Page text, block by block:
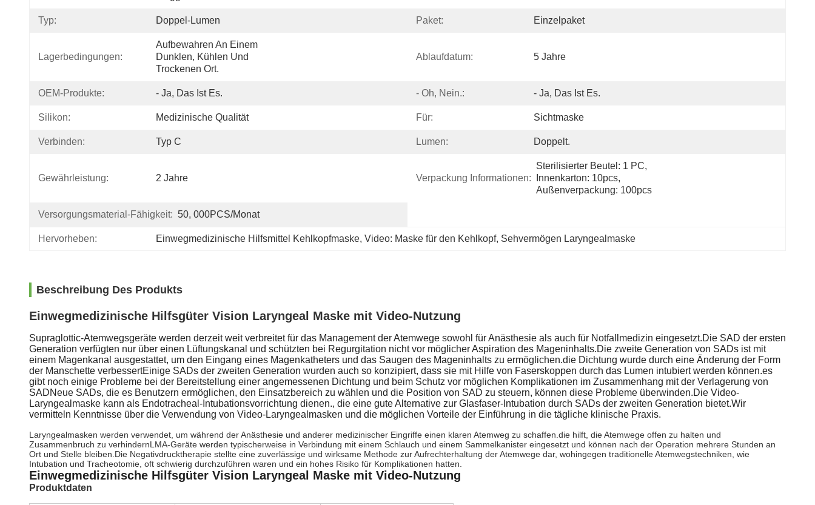
Typ: Doppel-Lumen Paket: Einzelpaket
Lagerbedingungen:
Aufbewahren An Einem
Dunklen, Kühlen Und
Trockenen Ort.
Ablaufdatum: 5 Jahre
OEM-Produkte: - Ja, Das Ist Es. - Oh, Nein.: - Ja, Das Ist Es.
Silikon: Medizinische Qualität Für: Sichtmaske
Verbinden: Typ C Lumen: Doppelt.
Gewährleistung: 2 Jahre Verpackung Informationen:
Sterilisierter Beutel: 1 PC,
Innenkarton: 10pcs,
Außenverpackung: 100pcs
Versorgungsmaterial-Fähigkeit: 50, 000PCS/Monat
Hervorheben: Einwegmedizinische Hilfsmittel Kehlkopfmaske, Video: Maske für den Kehlkopf, Sehvermögen Laryngealmaske
Beschreibung Des Produkts
Einwegmedizinische Hilfsgüter Vision Laryngeal Maske mit Video-Nutzung
Supraglottic-Atemwegsgeräte werden derzeit weit verbreitet für das Management der Atemwege sowohl für Anästhesie als auch für Notfallmedizin eingesetzt.Die SAD der ersten
Generation verfügten nur über einen Lüftungskanal und schützten bei Regurgitation nicht vor möglicher Aspiration des Mageninhalts.Die zweite Generation von SADs ist mit
einem Magenkanal ausgestattet, um den Eingang eines Magenkatheters und das Saugen des Mageninhalts zu ermöglichen.die Dichtung wurde durch eine Änderung der Form
der Manschette verbessertEinige SADs der zweiten Generation wurden auch so konzipiert, dass sie mit Hilfe von Faserskoppen durch das Lumen intubiert werden können.es
gibt noch einige Probleme bei der Bereitstellung einer angemessenen Dichtung und beim Schutz vor möglichen Komplikationen im Zusammenhang mit der Verlagerung von
SADNeue SADs, die es Benutzern ermöglichen, den Einsatzbereich zu wählen und die Position von SAD zu steuern, können diese Probleme überwinden.Die Video-
Laryngealmaske kann als Endotracheal-Intubationsvorrichtung dienen., die eine gute Alternative zur Glasfaser-Intubation durch SADs der zweiten Generation bietet.Wir
vermitteln Kenntnisse über die Verwendung von Video-Laryngealmasken und die möglichen Vorteile der Einführung in die tägliche klinische Praxis.
Laryngealmasken werden verwendet, um während der Anästhesie und anderer medizinischer Eingriffe einen klaren Atemweg zu schaffen.die hilft, die Atemwege offen zu halten und
Zusammenbruch zu verhindernLMA-Geräte werden typischerweise in Verbindung mit einem Schlauch und einem Sammelkanister eingesetzt und können nach der Operation mehrere Stunden an
Ort und Stelle bleiben.Die Negativdrucktherapie stellte eine zuverlässige und wirksame Methode zur Aufrechterhaltung der Atemwege dar, wohingegen traditionelle Atemwegstechniken, wie
Intubation und Tracheotomie, oft schwierig durchzuführen waren und ein hohes Risiko für Komplikationen hatten.
Einwegmedizinische Hilfsgüter Vision Laryngeal Maske mit Video-Nutzung
Produktdaten